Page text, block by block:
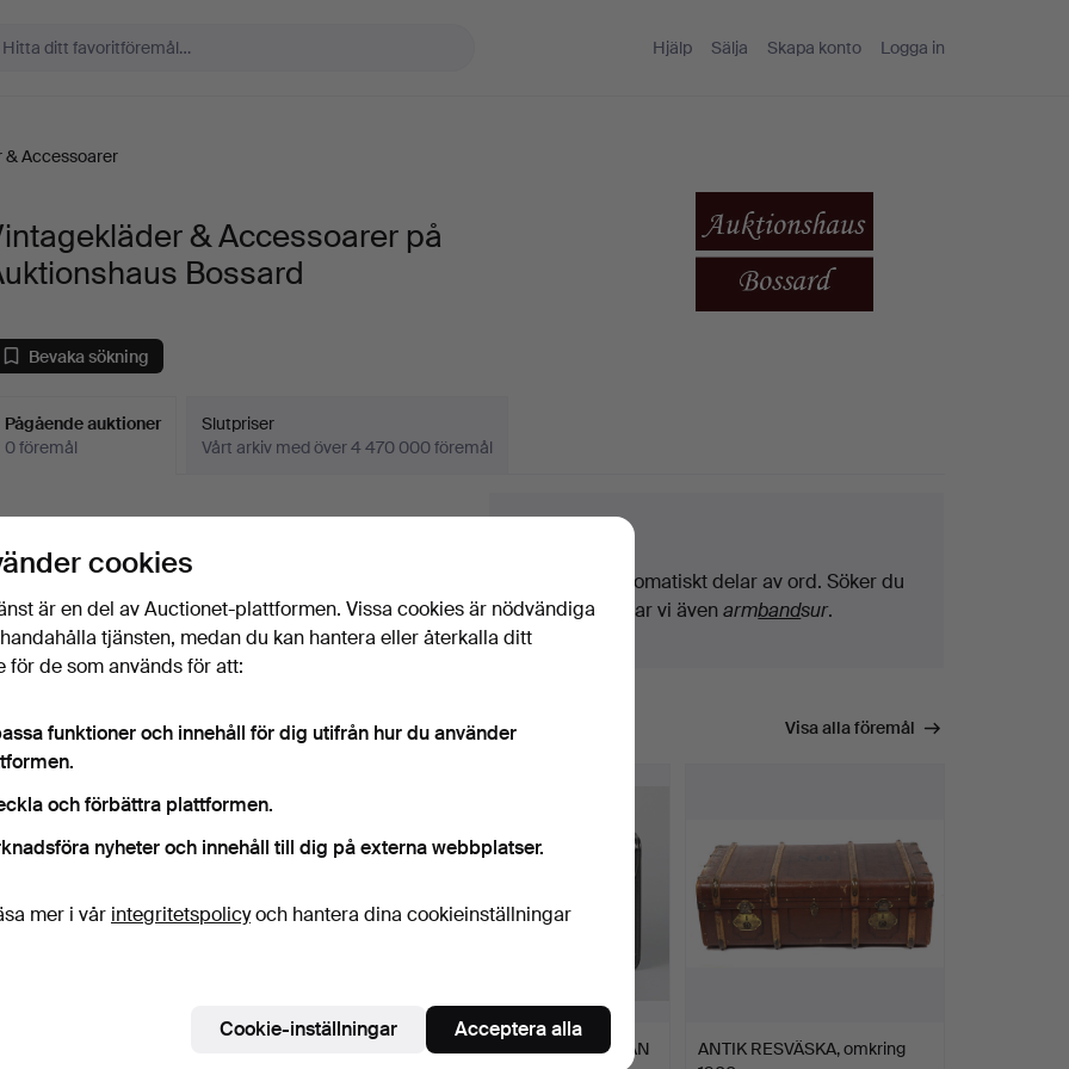
Hjälp Sälja Skapa konto Logga in
& Accessoarer
& Accessoarer på
Bossard
Bevaka sökning
Pågående auktioner
0 föremål
Slutpriser
Vårt arkiv med över 4 470 000 föremål
“Bevaka sökning”
det kommer in.
Vi söker automatiskt delar av ord. Söker du
påband hittar vi ävenarmbandsur.
matchar din sökning Visa alla föremål
från
VINTAGE HANDVÄSKA FRÅN
ANTIK RESVÄSKA, omkring
cookies
är en del av Auctionet-plattformen. Vissa cookies är nödvändiga
tjänsten, medan du kan hantera eller återkalla ditt
för de som används för att:
funktioner och innehåll för dig utifrån hur du använder
och förbättra plattformen.
nyheter och innehåll till dig på externa webbplatser.
mer i vår integritetspolicyoch hantera dina cookieinställningar
Cookie-inställningar Acceptera alla